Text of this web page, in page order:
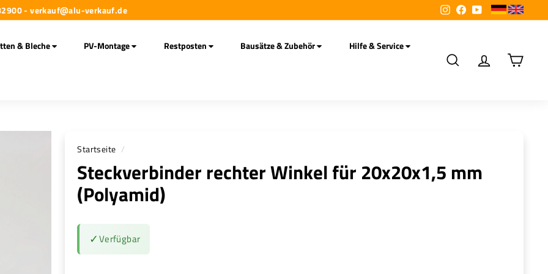
- verkauf@alu-verkauf.de InstagramFacebook
YouTube
& Bleche PV-Montage Restposten Bausätze & Zubehör Hilfe & Service
Suche Account
Startseite /
Steckverbinder rechter Winkel für 20x20x1,5 mm
(Polyamid)
✓Verfügbar